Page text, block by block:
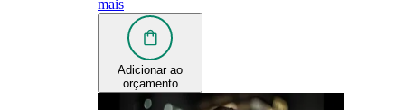
mais
Adicionar ao
orçamento